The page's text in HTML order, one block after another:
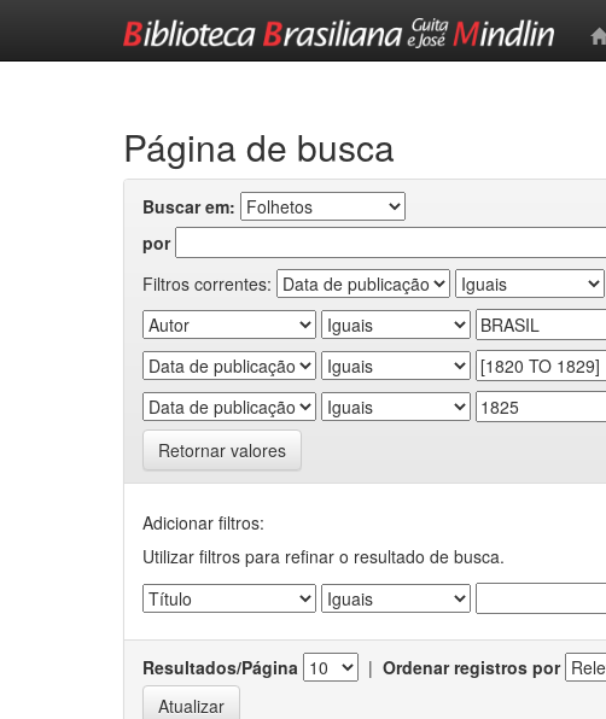
Página de busca
Buscar em:
por
Filtros correntes:
Retornar valores
Adicionar filtros:
Utilizar filtros para refinar o resultado de busca.
Resultados/Página | Ordenar registros por